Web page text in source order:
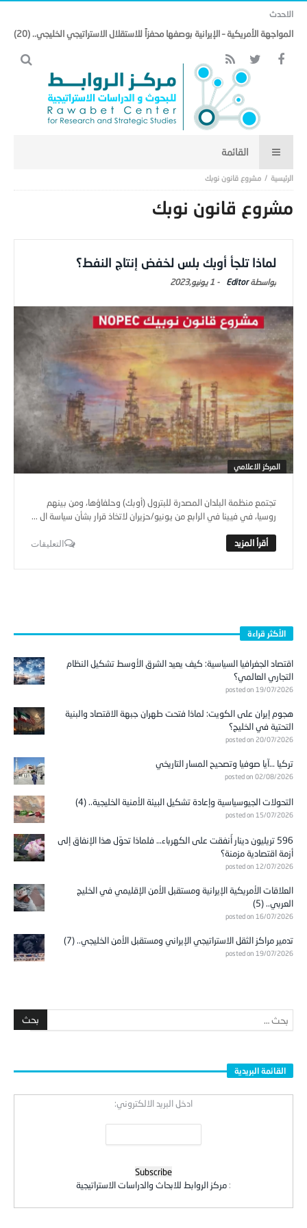
الاحدث
المواجهة الأمريكية – الإيرانية بوصفها محفزاً للاستقلال الاستراتيجي الخليجي.. (20)
مشروع قانون نوبك
مشروع قانون نوبك
لماذا تلجأ أوبك بلس لخفض إنتاج النفط؟
Editor
- 1 يونيو,2023
المركز الاعلامي
تجتمع منظمة البلدان المصدرة للبترول (أوبك) وحلفاؤها، ومن بينهم
روسيا، في فيينا في الرابع من يونيو/حزيران لاتخاذ قرار بشأن سياسة ال ...
التعليقات
الأكثر قراءة
اقتصاد الجغرافيا السياسية: كيف يعيد الشرق الأوسط تشكيل النظام
التجاري العالمي؟
posted on 19/07/2026
هجوم إيران على الكويت: لماذا فتحت طهران جبهة الاقتصاد والبنية
التحتية في الخليج؟
posted on 20/07/2026
تركيا …آيا صوفيا وتصحيح المسار التاريخي
posted on 02/08/2026
التحولات الجيوسياسية وإعادة تشكيل البيئة الأمنية الخليجية.. (4)
posted on 15/07/2026
596 تريليون دينار أُنفقت على الكهرباء… فلماذا تحوّل هذا الإنفاق إلى
أزمة اقتصادية مزمنة؟
posted on 12/07/2026
العلاقات الأمريكية الإيرانية ومستقبل الأمن الإقليمي في الخليج
العربي.. (5)
posted on 16/07/2026
تدمير مراكز الثقل الاستراتيجي الإيراني ومستقبل الأمن الخليجي.. (7)
posted on 19/07/2026
القائمة البريدية
ادخل البريد الالكتروني:
: مركز الروابط للابحاث والدراسات الاستراتيجية